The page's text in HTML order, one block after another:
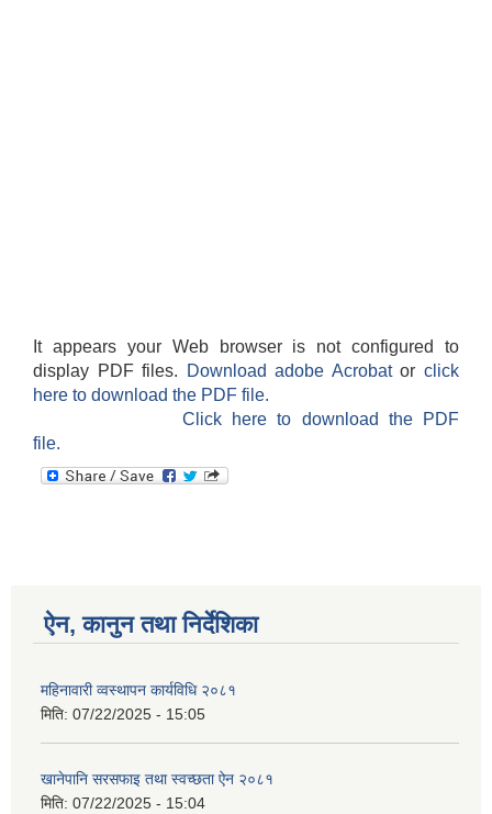
It appears your Web browser is not configured to
display PDF files.
Download adobe Acrobatorclick
here to download the PDF file.
Click here to download the PDF
file.
ऐन, कानुन तथा निर्देशिका
महिनावारी व्वस्थापन कार्यविधि २०८१
मिति: 07/22/2025 - 15:05
खानेपानि सरसफाइ तथा स्वच्छता ऐन २०८१
मिति: 07/22/2025 - 15:04